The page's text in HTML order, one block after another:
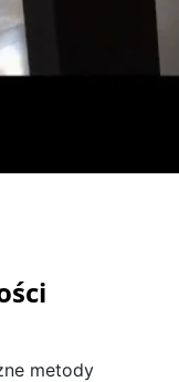
metody